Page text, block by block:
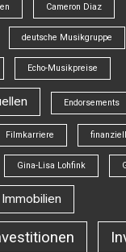
Cameron Diaz
deutsche Musikgruppe
Echo-Musikpreise
Endorsements
Filmkarriere
Gina-Lisa Lohfink
Immobilien